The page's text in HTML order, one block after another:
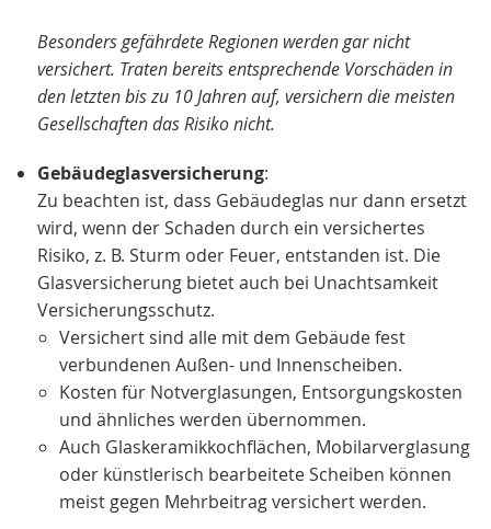
Besonders gefährdete Regionen werden gar nicht
versichert. Traten bereits entsprechende Vorschäden in
den letzten bis zu 10 Jahren auf, versichern die meisten
Gesellschaften das Risiko nicht.
Gebäudeglasversicherung:
Zu beachten ist, dass Gebäudeglas nur dann ersetzt
wird, wenn der Schaden durch ein versichertes
Risiko, z. B. Sturm oder Feuer, entstanden ist. Die
Glasversicherung bietet auch bei Unachtsamkeit
Versicherungsschutz.
Versichert sind alle mit dem Gebäude fest
verbundenen Außen- und Innenscheiben.
Kosten für Notverglasungen, Entsorgungskosten
und ähnliches werden übernommen.
Auch Glaskeramikkochflächen, Mobilarverglasung
oder künstlerisch bearbeitete Scheiben können
meist gegen Mehrbeitrag versichert werden.